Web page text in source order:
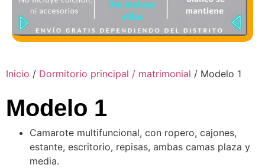
Inicio / Dormitorio principal / matrimonial / Modelo 1
Modelo 1
Camarote multifuncional, con ropero, cajones,
estante, escritorio, repisas, ambas camas plaza y
media.